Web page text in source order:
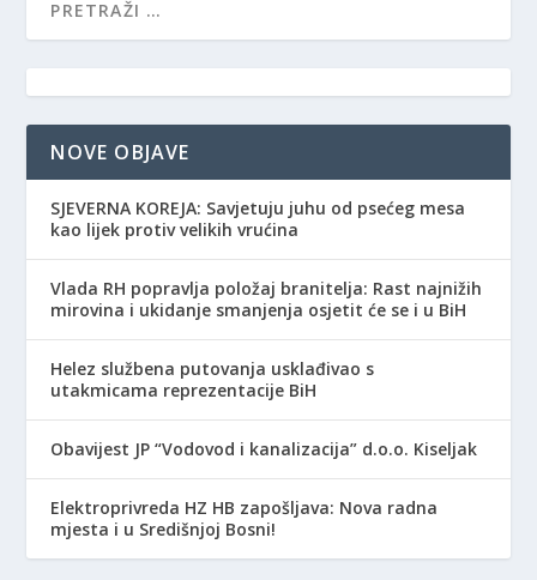
NOVE OBJAVE
SJEVERNA KOREJA: Savjetuju juhu od psećeg mesa
kao lijek protiv velikih vrućina
Vlada RH popravlja položaj branitelja: Rast najnižih
mirovina i ukidanje smanjenja osjetit će se i u BiH
Helez službena putovanja usklađivao s
utakmicama reprezentacije BiH
Obavijest JP “Vodovod i kanalizacija” d.o.o. Kiseljak
Elektroprivreda HZ HB zapošljava: Nova radna
mjesta i u Središnjoj Bosni!